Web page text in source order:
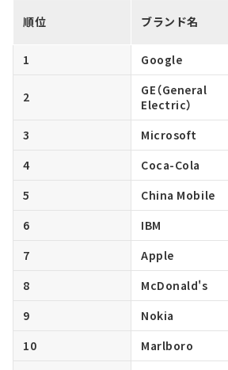
順位 ブランド名
1
Google
2
GE（General
Electric）
3 Microsoft
4
Coca-Cola
5
China Mobile
6
IBM
7
Apple
8
McDonald's
9
Nokia
10
Marlboro